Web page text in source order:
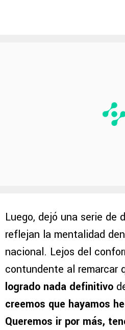
Luego, dejó una serie de
reflejan la mentalidad
nacional. Lejos del
contundente al remarcar
logrado nada definitivo
creemos que hayamos
Queremos ir por más,